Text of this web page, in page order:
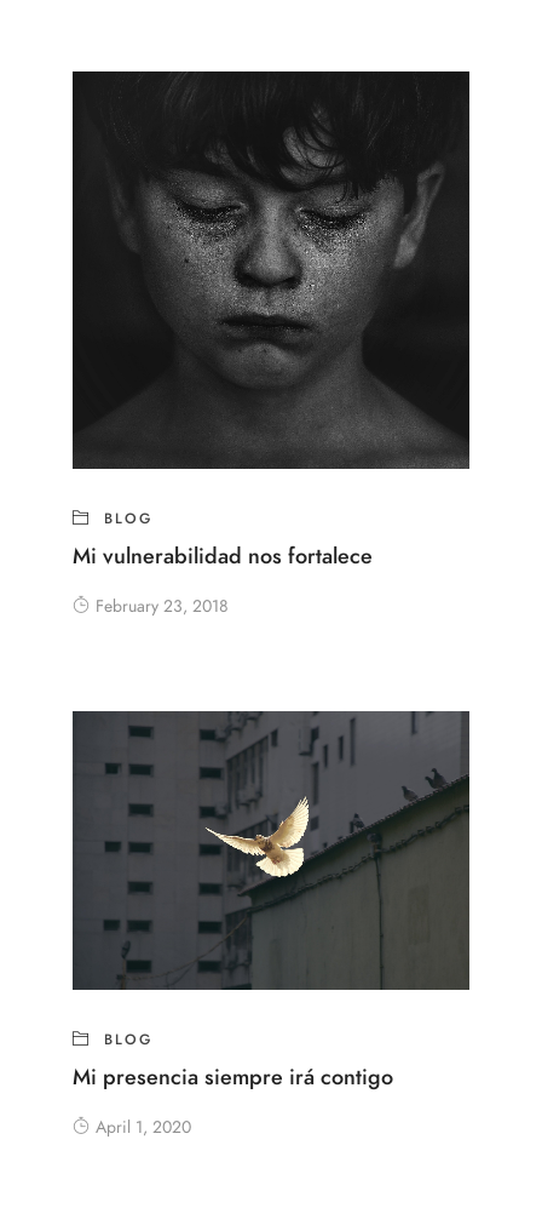
BLOG
Mi vulnerabilidad nos fortalece
February 23, 2018
BLOG
Mi presencia siempre irá contigo
April 1, 2020